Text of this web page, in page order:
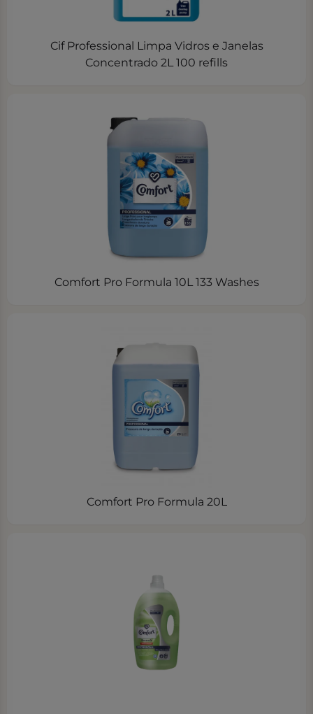
Cif Professional Limpa Vidros e Janelas
Concentrado 2L 100 refills
Comfort Pro Formula 10L 133 Washes
Comfort Pro Formula 20L